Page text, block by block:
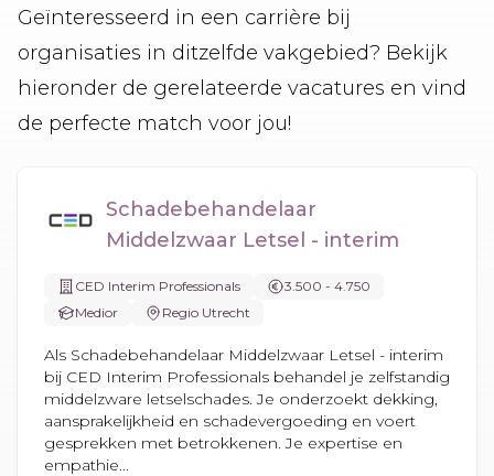
Geïnteresseerd in een carrière bij
organisaties in ditzelfde vakgebied? Bekijk
hieronder de gerelateerde vacatures en vind
de perfecte match voor jou!
Schadebehandelaar
Middelzwaar Letsel - interim
CED Interim Professionals
3.500 - 4.750
Medior
Regio Utrecht
Als Schadebehandelaar Middelzwaar Letsel - interim
bij CED Interim Professionals behandel je zelfstandig
middelzware letselschades. Je onderzoekt dekking,
aansprakelijkheid en schadevergoeding en voert
gesprekken met betrokkenen. Je expertise en
empathie...